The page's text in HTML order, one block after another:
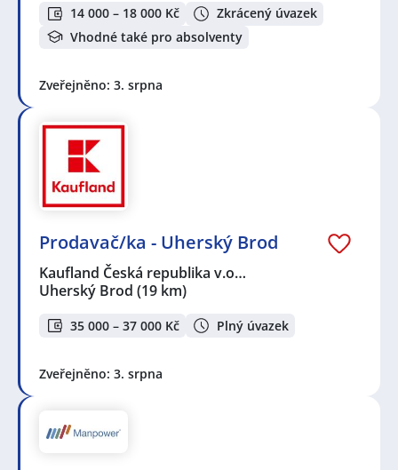
14 000 – 18 000 Kč
Zkrácený úvazek
Vhodné také pro absolventy
Zveřejněno: 3. srpna
Prodavač/ka - Uherský Brod
Kaufland Česká republika v.o…
Uherský Brod (19 km)
35 000 – 37 000 Kč Plný úvazek
Zveřejněno: 3. srpna